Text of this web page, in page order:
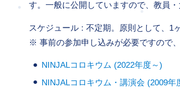
す。一般に公開していますので、教員
スケジュール : 不定期。原則として、1
事前の参加申し込みが必要ですので
NINJALコロキウム (2022年度～)
NINJALコロキウム・講演会 (2009年